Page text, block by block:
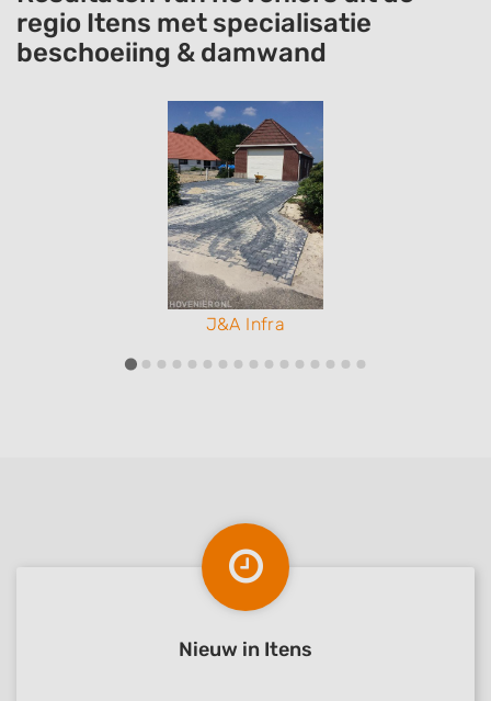
regio Itens met specialisatie
beschoeiing & damwand
J&A Infra
Nieuw in Itens